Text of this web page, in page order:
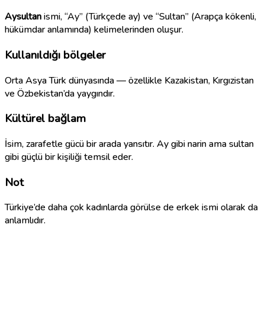
Aysultanismi, “Ay” (Türkçede ay) ve “Sultan” (Arapça kökenli,
hükümdar anlamında) kelimelerinden oluşur.
Kullanıldığı bölgeler
Orta Asya Türk dünyasında — özellikle Kazakistan, Kırgızistan
ve Özbekistan’da yaygındır.
Kültürel bağlam
İsim, zarafetle gücü bir arada yansıtır. Ay gibi narin ama sultan
gibi güçlü bir kişiliği temsil eder.
Not
Türkiye’de daha çok kadınlarda görülse de erkek ismi olarak da
anlamlıdır.